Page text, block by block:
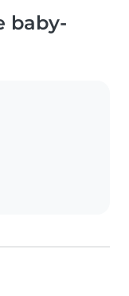
baby-